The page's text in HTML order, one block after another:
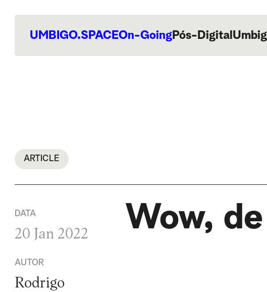
UMBIGO.SPACEOn-GoingPós-Digital
ARTICLE
DATA
20 Jan 2022
AUTOR
Rodrigo
Wow,